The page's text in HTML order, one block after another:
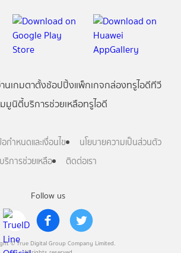
Follow us
© True Digital Group Company Limited.
นเกมตาตั้งช้อปปิ้งแพ็กเกจกล่องทรูไอดีทีวี
มูนิตี้บริการช่วยเหลือทรูไอดี
กำหนดและเงื่อนไข
นโยบายความเป็นส่วนตัว
บริการช่วยเหลือ
ติดต่อเรา